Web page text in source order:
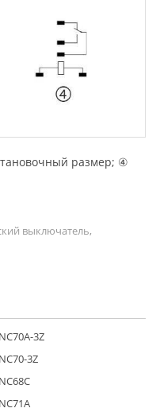
размер; ④
выключатель,
3Z
3Z